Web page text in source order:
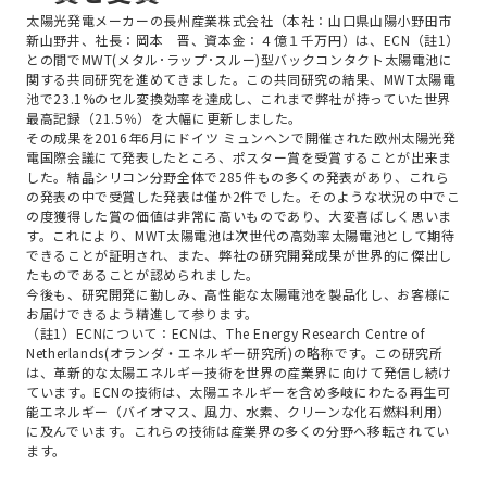
太陽光発電メーカーの長州産業株式会社（本社：山口県山陽小野田市
新山野井、社長：岡本 晋、資本金：４億１千万円）は、ECN（註1）
との間でMWT(メタル･ラップ･スルー)型バックコンタクト太陽電池に
関する共同研究を進めてきました。この共同研究の結果、MWT太陽電
池で23.1%のセル変換効率を達成し、これまで弊社が持っていた世界
最高記録（21.5％）を大幅に更新しました。
その成果を2016年6月にドイツ ミュンヘンで開催された欧州太陽光発
電国際会議にて発表したところ、ポスター賞を受賞することが出来ま
した。結晶シリコン分野全体で285件もの多くの発表があり、これら
の発表の中で受賞した発表は僅か2件でした。そのような状況の中でこ
の度獲得した賞の価値は非常に高いものであり、大変喜ばしく思いま
す。これにより、MWT太陽電池は次世代の高効率太陽電池として期待
できることが証明され、また、弊社の研究開発成果が世界的に傑出し
たものであることが認められました。
今後も、研究開発に勤しみ、高性能な太陽電池を製品化し、お客様に
お届けできるよう精進して参ります。
（註1）ECNについて：ECNは、The Energy Research Centre of
Netherlands(オランダ・エネルギー研究所)の略称です。この研究所
は、革新的な太陽エネルギー技術を世界の産業界に向けて発信し続け
ています。ECNの技術は、太陽エネルギーを含め多岐にわたる再生可
能エネルギー（バイオマス、風力、水素、クリーンな化石燃料利用）
に及んでいます。これらの技術は産業界の多くの分野へ移転されてい
ます。